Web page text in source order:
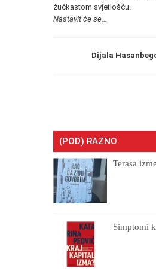
žućkastom svjetlošću.
Nastavit će se...
Dijala
(POD) RAZNO
Terasa
Simptomi